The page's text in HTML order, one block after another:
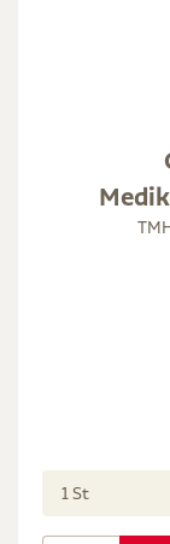
1 St